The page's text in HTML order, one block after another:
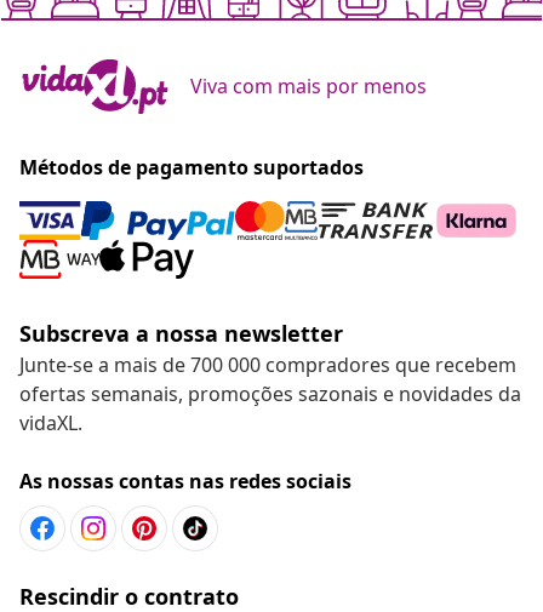
Viva com mais por menos
Métodos de pagamento suportados
Subscreva a nossa newsletter
Junte-se a mais de 700 000 compradores que recebem
ofertas semanais, promoções sazonais e novidades da
vidaXL.
As nossas contas nas redes sociais
Rescindir o contrato